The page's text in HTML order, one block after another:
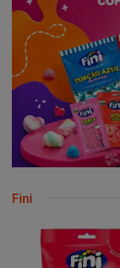
Fini